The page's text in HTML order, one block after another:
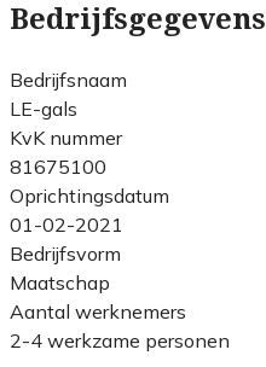
Bedrijfsgegevens
Bedrijfsnaam
LE-gals
KvK nummer
81675100
Oprichtingsdatum
01-02-2021
Bedrijfsvorm
Maatschap
Aantal werknemers
2-4 werkzame personen